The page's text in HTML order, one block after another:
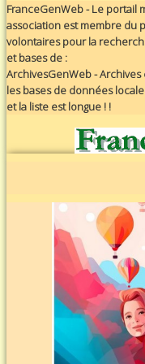
FranceGenWeb - Le portail
association est membre du
volontaires pour la
et bases de :
ArchivesGenWeb -
les bases de données
et la liste est longue ! !